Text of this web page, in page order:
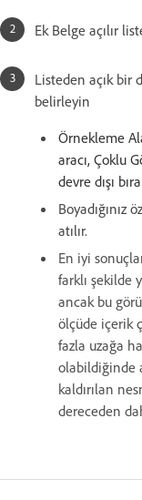
Ek Belge açılır
Listeden açık bir
belirleyin
Örnekleme
aracı, Çoklu
devre dışı
Boyadığınız
atılır.
En iyi
farklı şekilde
ancak bu
ölçüde içerik
fazla uzağa
olabildiğinde
kaldırılan
dereceden